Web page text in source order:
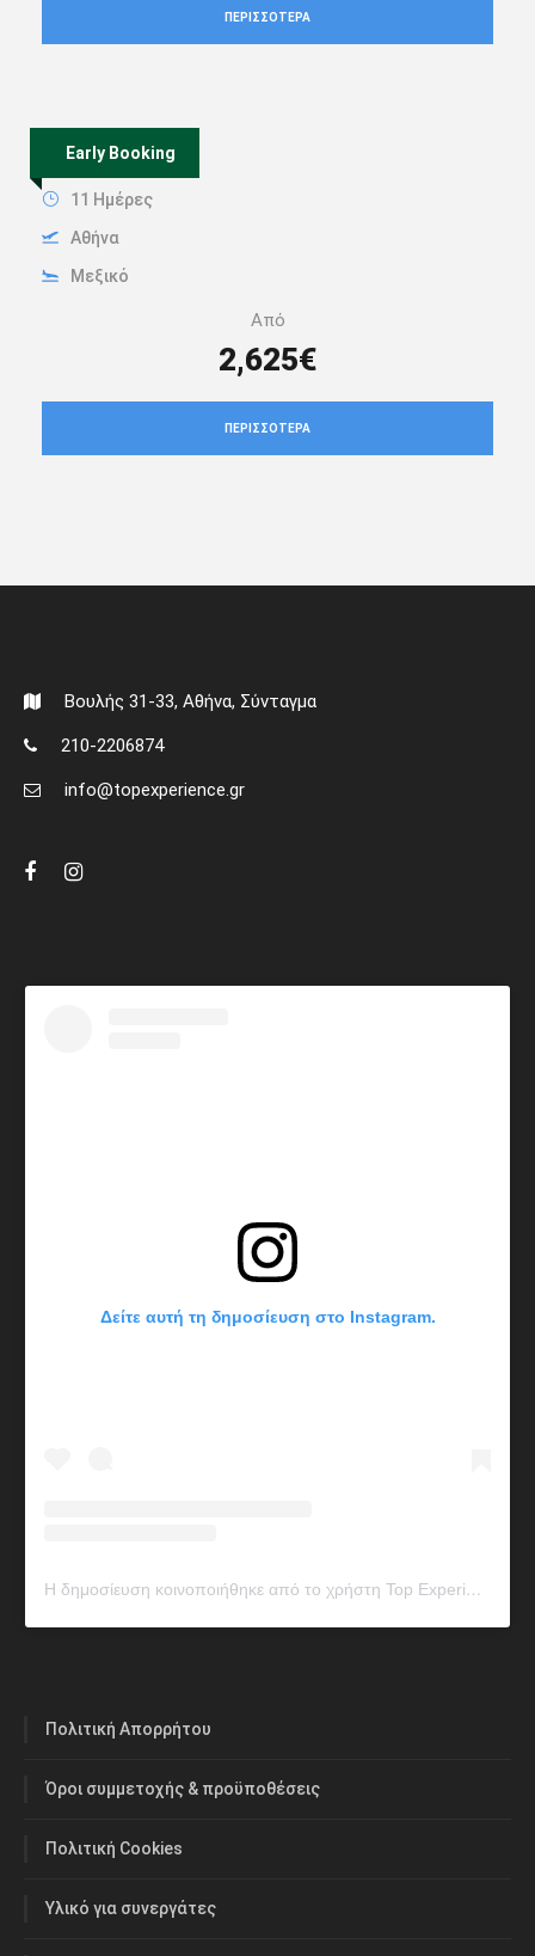
ΠΕΡΙΣΣΌΤΕΡΑ
Early Booking
ΜΕΞΙΚΌ
11 Ημέρες
Αθήνα
Μεξικό
Από
2,625€
ΠΕΡΙΣΣΌΤΕΡΑ
Βουλής 31-33, Αθήνα, Σύνταγμα
210-2206874
info@topexperience.gr
Δείτε αυτή τη δημοσίευση στο Instagram.
Η δημοσίευση κοινοποιήθηκε από το χρήστη Top Experience (@topexperiencegr)
Πολιτική Απορρήτου
Όροι συμμετοχής & προϋποθέσεις
Πολιτική Cookies
Υλικό για συνεργάτες